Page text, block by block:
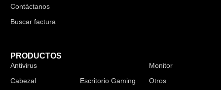
Contáctanos
Buscar factura
PRODUCTOS
Antivirus
Cabezal
Escritorio Gaming
Monitor
Otros